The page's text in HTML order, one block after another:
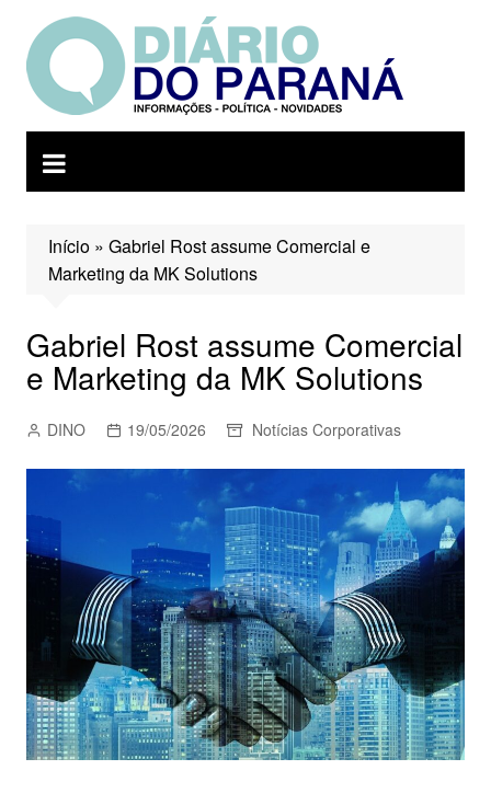
para
conteúdo
Início» Gabriel Rost assume Comercial e
Marketing da MK Solutions
Gabriel Rost assume Comercial
e Marketing da MK Solutions
DINO 19/05/2026 Notícias Corporativas